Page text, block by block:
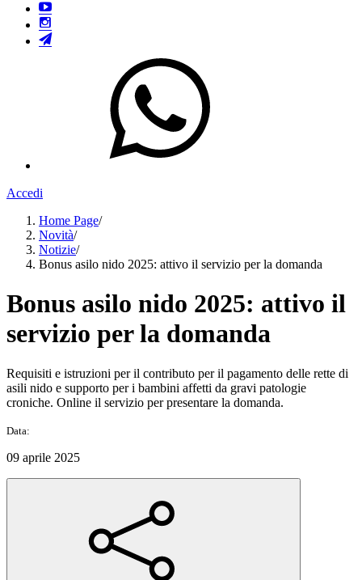
Accedi
Home Page/
Novità/
Notizie/
Bonus asilo nido 2025: attivo il servizio per la domanda
Bonus asilo nido 2025: attivo il
servizio per la domanda
Requisiti e istruzioni per il contributo per il pagamento delle rette di
asili nido e supporto per i bambini affetti da gravi patologie
croniche. Online il servizio per presentare la domanda.
Data:
09 aprile 2025